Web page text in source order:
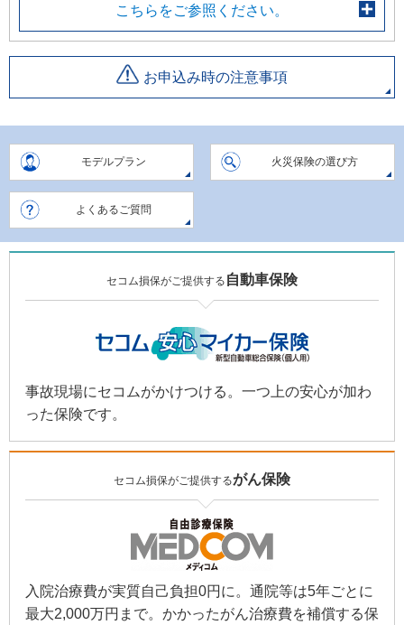
こちらをご参照ください。
お申込み時の注意事項
モデルプラン 火災保険の選び方
よくあるご質問
セコム損保がご提供する 自動車保険
事故現場にセコムがかけつける。一つ上の安心が加わ
った保険です。
セコム損保がご提供するがん保険
入院治療費が実質自己負担0円に。通院等は5年ごとに
最大2,000万円まで。かかったがん治療費を補償する保